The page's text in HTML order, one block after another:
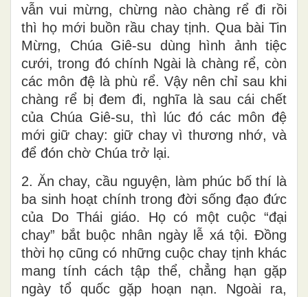
vẫn vui mừng, chừng nào chàng rể đi rồi
thì họ mới buồn rầu chay tịnh. Qua bài Tin
Mừng, Chúa Giê-su dùng hình ảnh tiệc
cưới, trong đó chính Ngài là chàng rể, còn
các môn đệ là phù rể. Vậy nên chỉ sau khi
chàng rể bị đem đi, nghĩa là sau cái chết
của Chúa Giê-su, thì lúc đó các môn đệ
mới giữ chay: giữ chay vì thương nhớ, và
để đón chờ Chúa trở lại.
2. Ăn chay, cầu nguyện, làm phúc bố thí là
ba sinh hoạt chính trong đời sống đạo đức
của Do Thái giáo. Họ có một cuộc “đại
chay” bắt buộc nhân ngày lễ xá tội. Đồng
thời họ cũng có những cuộc chay tịnh khác
mang tính cách tập thể, chẳng hạn gặp
ngày tổ quốc gặp hoạn nạn. Ngoài ra,